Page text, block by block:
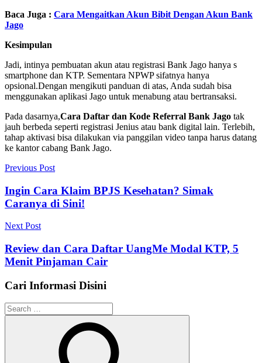
Baca Juga : Cara Mengaitkan Akun Bibit Dengan Akun Bank
Jago
Kesimpulan
Jadi, intinya pembuatan akun atau registrasi Bank Jago hanya s
smartphone dan KTP. Sementara NPWP sifatnya hanya
opsional.Dengan mengikuti panduan di atas, Anda sudah bisa
menggunakan aplikasi Jago untuk menabung atau bertransaksi.
Pada dasarnya,Cara Daftar dan Kode Referral Bank Jago tak
jauh berbeda seperti registrasi Jenius atau bank digital lain. Terlebih,
tahap aktivasi bisa dilakukan via panggilan video tanpa harus datang
ke kantor cabang Bank Jago.
Navigasi
pos
Previous Post
Ingin Cara Klaim BPJS Kesehatan? Simak
Caranya di Sini!
Next Post
Review dan Cara Daftar UangMe Modal KTP, 5
Menit Pinjaman Cair
Cari Informasi Disini
Search
for: